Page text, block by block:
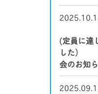
(定員に達
した）
会のお知